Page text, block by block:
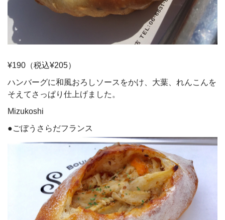
¥190（税込¥205）
ハンバーグに和風おろしソースをかけ、大葉、れんこんを
そえてさっぱり仕上げました。
Mizukoshi
●ごぼうさらだフランス